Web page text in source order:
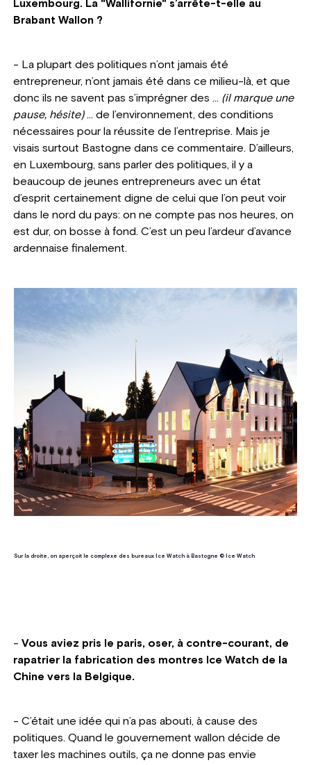
Luxembourg. La "Wallifornie" s’arrête-t-elle au
Brabant Wallon ?
- La plupart des politiques n’ont jamais été
entrepreneur, n’ont jamais été dans ce milieu-là, et que
donc ils ne savent pas s’imprégner des … (il marque une
pause, hésite)… de l’environnement, des conditions
nécessaires pour la réussite de l’entreprise. Mais je
visais surtout Bastogne dans ce commentaire. D’ailleurs,
en Luxembourg, sans parler des politiques, il y a
beaucoup de jeunes entrepreneurs avec un état
d’esprit certainement digne de celui que l’on peut voir
dans le nord du pays: on ne compte pas nos heures, on
est dur, on bosse à fond. C’est un peu l’ardeur d’avance
ardennaise finalement.
Sur la droite, on aperçoit le complexe des bureaux Ice Watch à Bastogne © Ice Watch
- Vous aviez pris le paris, oser, à contre-courant, de
rapatrier la fabrication des montres Ice Watch de la
Chine vers la Belgique.
- C’était une idée qui n’a pas abouti, à cause des
politiques. Quand le gouvernement wallon décide de
taxer les machines outils, ça ne donne pas envie